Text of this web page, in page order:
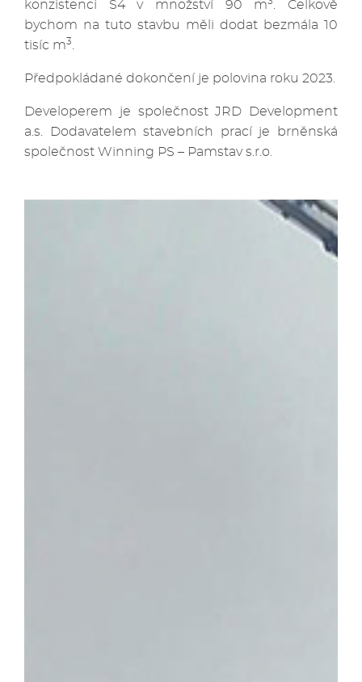
konzistenci S4 v množství 90 m . Celkově
bychom na tuto stavbu měli dodat bezmála 10
tisíc m3.
Předpokládané dokončení je polovina roku 2023.
Developerem je společnost JRD Development
a.s. Dodavatelem stavebních prací je brněnská
společnost Winning PS – Pamstav s.r.o.